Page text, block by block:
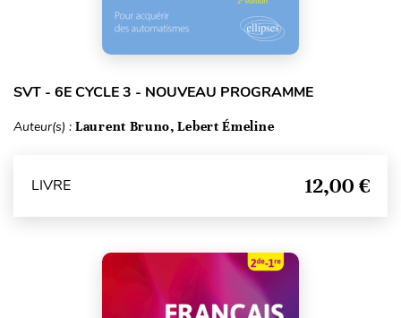
SVT - 6E CYCLE 3 - NOUVEAU PROGRAMME
Auteur(s) : Laurent Bruno, Lebert Émeline
LIVRE 12,00 €